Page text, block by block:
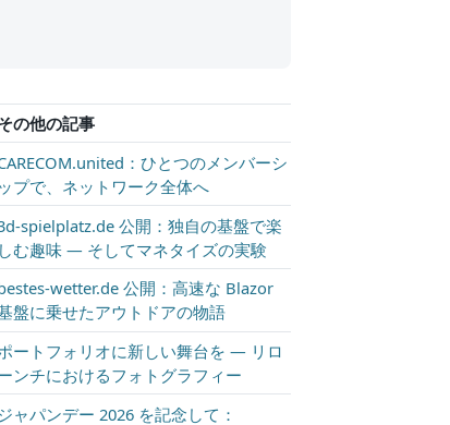
の他の記事
：ひとつのメンバーシ
ップで、ネットワーク全体へ
spielplatz.de 公開：独自の基盤で楽
しむ趣味 — そしてマネタイズの実験
wetter.de 公開：高速な Blazor
盤に乗せたアウトドアの物語
ートフォリオに新しい舞台を — リロ
ンチにおけるフォトグラフィー
ャパンデー 2026 を記念して：